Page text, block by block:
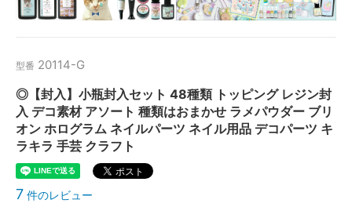
型番 20114-G
◎【封入】小瓶封入セット 48種類 トッピング レジン封
入 デコ素材 アソート 種類はおまかせ ラメパウダー ブリ
オン ホログラム ネイルパーツ ネイル用品 デコパーツ キ
ラキラ 手芸 クラフト
7 件のレビュー